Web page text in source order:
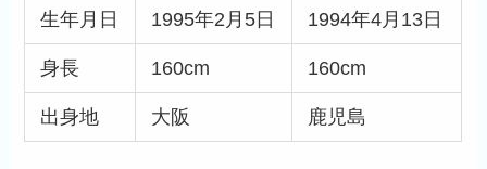
生年月日 1995年2月5日 1994年4月13日
身長 160cm 160cm
出身地 大阪 鹿児島